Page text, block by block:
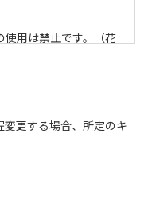
使用は禁止です。（花
、灰・残り火入れに投
十分気をつけてくだ
退場していただきま
更する場合、所定のキ